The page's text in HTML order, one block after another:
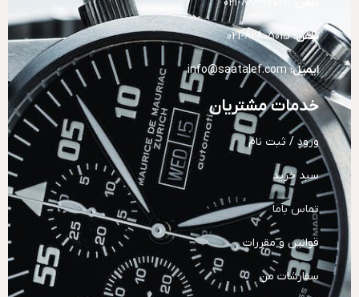
تلفن:82805015-021
ایمیل: info@saatalef.com
خدمات مشتریان
ورود / ثبت نام
سبد خرید
تماس باما
قوانین و مقررات
سفارشات من